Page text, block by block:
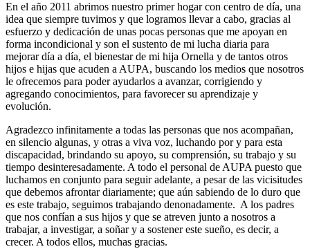
En el año 2011 abrimos nuestro primer hogar con centro de día, una
idea que siempre tuvimos y que logramos llevar a cabo, gracias al
esfuerzo y dedicación de unas pocas personas que me apoyan en
forma incondicional y son el sustento de mi lucha diaria para
mejorar día a día, el bienestar de mi hija Ornella y de tantos otros
hijos e hijas que acuden a AUPA, buscando los medios que nosotros
le ofrecemos para poder ayudarlos a avanzar, corrigiendo y
agregando conocimientos, para favorecer su aprendizaje y
evolución.
Agradezco infinitamente a todas las personas que nos acompañan,
en silencio algunas, y otras a viva voz, luchando por y para esta
discapacidad, brindando su apoyo, su comprensión, su trabajo y su
tiempo desinteresadamente. A todo el personal de AUPA puesto que
luchamos en conjunto para seguir adelante, a pesar de las vicisitudes
que debemos afrontar diariamente; que aún sabiendo de lo duro que
es este trabajo, seguimos trabajando denonadamente. A los padres
que nos confían a sus hijos y que se atreven junto a nosotros a
trabajar, a investigar, a soñar y a sostener este sueño, es decir, a
crecer. A todos ellos, muchas gracias.